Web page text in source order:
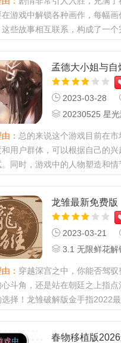
游戏中解锁各种画作，每幅画
些故事相互联系，构成了一个
孟德大小姐与自
2023-03-28
20230525 星
： 总的来说这个游戏目前在
用户群体，可以根据自己的兴
同时，游戏中的人物塑造和
龙雏最新免费版
2023-03-21
3.1 无限鲜花解
： 穿越深宫之中，你能否驾
心斗角，还是站在朝廷之上指
择！龙雏破解版金手指2022
春物移植版